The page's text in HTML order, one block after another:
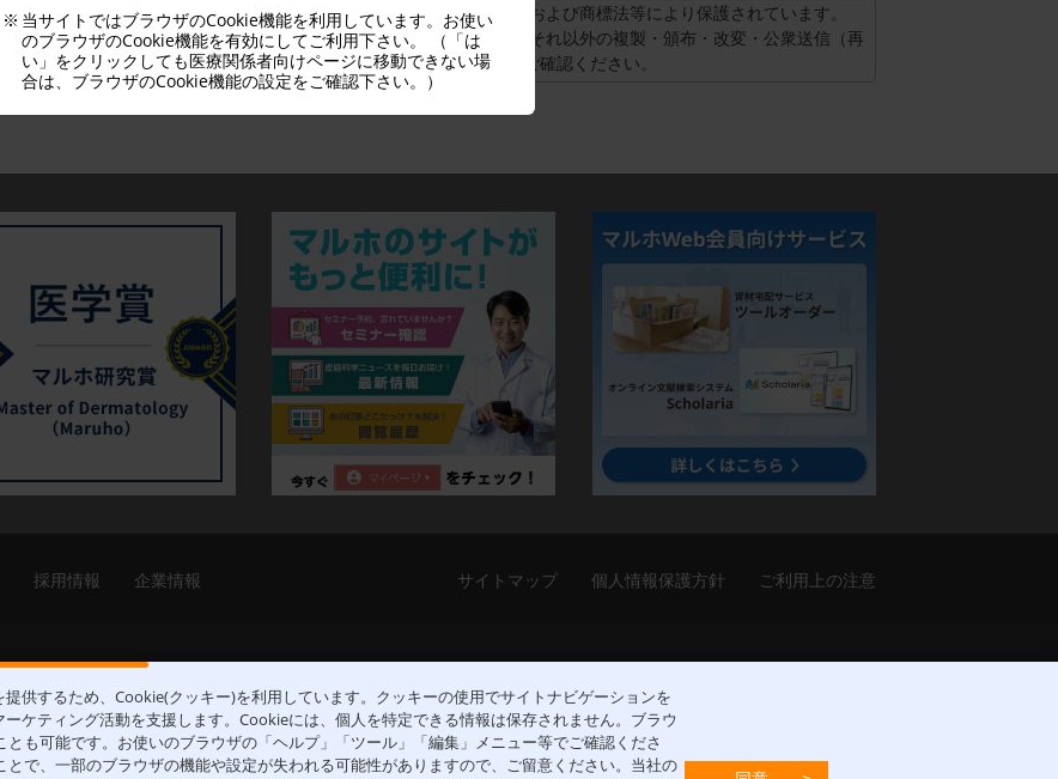
供するため、Cookie(クッキー)を利用しています。クッキーの使用でサイトナビゲーションを
ケティング活動を支援します。Cookieには、個人を特定できる情報は保存されません。ブラウ
も可能です。お使いのブラウザの「ヘルプ」「ツール」「編集」メニュー等でご確認くださ
で、一部のブラウザの機能や設定が失われる可能性がありますので、ご留意ください。当社の
意匠・商号・映像や画像など全ての内容にかかる権利は、著作権法および商標法等により保護されています。
限り、複写、ダウンロードまたは印刷を行う範囲で認められます。それ以外の複製・頒布・改変・公衆送信（再
認められません。詳細はウェブサイト利用規約│マルホ株式会社にてご確認ください。
採用情報 企業情報 サイトマップ 個人情報保護方針 ご利用上の注意
ACCESS 〒531-0071 大阪府大阪市北区中津1丁目5-22